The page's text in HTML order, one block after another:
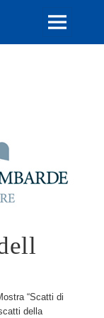
MENU
“Scatti di
della